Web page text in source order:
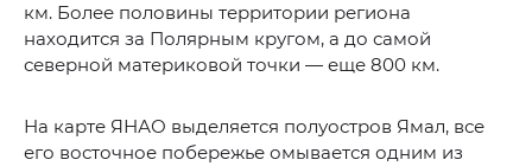
км. Более половины территории региона
находится за Полярным кругом, а до самой
северной материковой точки — еще 800 км.
На карте ЯНАО выделяется полуостров Ямал, все
его восточное побережье омывается одним из